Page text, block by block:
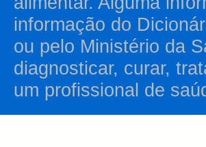
informação do
ou pelo Ministério da
diagnosticar, curar,
um profissional de